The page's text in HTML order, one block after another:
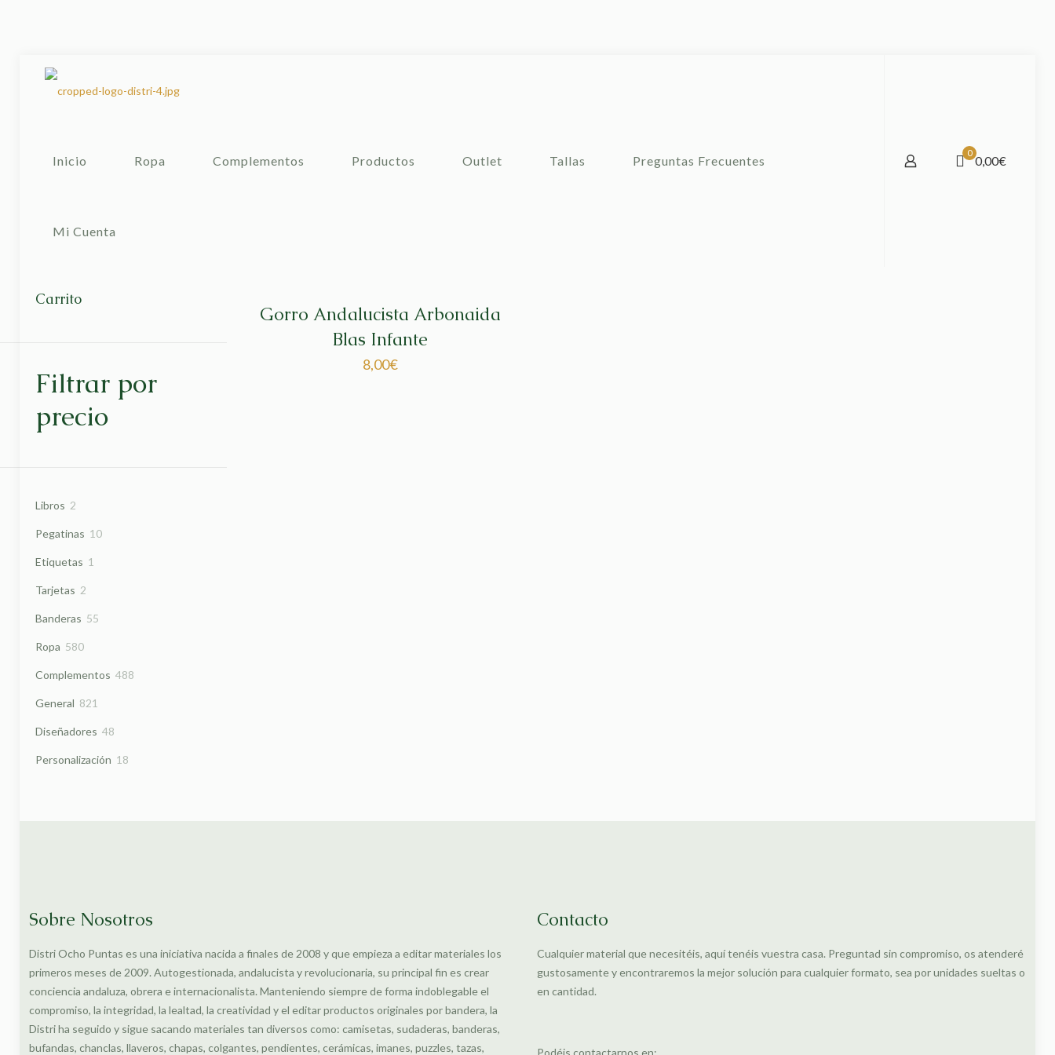
Inicio Ropa Complementos Productos Outlet Tallas Preguntas Frecuentes
Mi Cuenta
0
0,00€
Gorro Andalucista Arbonaida
Blas Infante
8,00€
Carrito
Filtrar por
precio
Libros 2
Pegatinas 1010
Etiquetas 1
Tarjetas 2
Banderas 55
Ropa 580580
Complementos 488
General 821
Diseñadores 48
Personalización 18
Sobre Nosotros
Distri Ocho Puntas es una iniciativa nacida a finales de 2008 y que empieza a editar materiales los
primeros meses de 2009. Autogestionada, andalucista y revolucionaria, su principal fin es crear
conciencia andaluza, obrera e internacionalista. Manteniendo siempre de forma indoblegable el
compromiso, la integridad, la lealtad, la creatividad y el editar productos originales por bandera, la
Distri ha seguido y sigue sacando materiales tan diversos como: camisetas, sudaderas, banderas,
bufandas, chanclas, llaveros, chapas, colgantes, pendientes, cerámicas, imanes, puzzles, tazas,
Contacto
Cualquier material que necesitéis, aquí tenéis vuestra casa. Preguntad sin compromiso, os atenderé
gustosamente y encontraremos la mejor solución para cualquier formato, sea por unidades sueltas o
en cantidad.
Podéis contactarnos en: